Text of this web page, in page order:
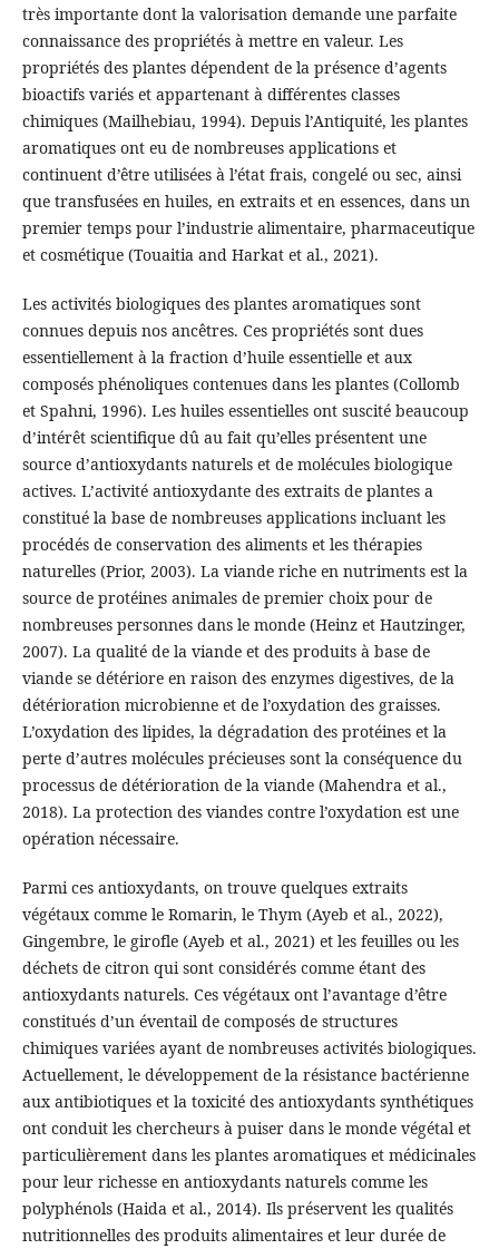
très importante dont la valorisation demande une parfaite
connaissance des propriétés à mettre en valeur. Les
propriétés des plantes dépendent de la présence d’agents
bioactifs variés et appartenant à différentes classes
chimiques (Mailhebiau, 1994). Depuis l’Antiquité, les plantes
aromatiques ont eu de nombreuses applications et
continuent d’être utilisées à l’état frais, congelé ou sec, ainsi
que transfusées en huiles, en extraits et en essences, dans un
premier temps pour l’industrie alimentaire, pharmaceutique
et cosmétique (Touaitia and Harkat et al., 2021).
Les activités biologiques des plantes aromatiques sont
connues depuis nos ancêtres. Ces propriétés sont dues
essentiellement à la fraction d’huile essentielle et aux
composés phénoliques contenues dans les plantes (Collomb
et Spahni, 1996). Les huiles essentielles ont suscité beaucoup
d’intérêt scientifique dû au fait qu’elles présentent une
source d’antioxydants naturels et de molécules biologique
actives. L’activité antioxydante des extraits de plantes a
constitué la base de nombreuses applications incluant les
procédés de conservation des aliments et les thérapies
naturelles (Prior, 2003). La viande riche en nutriments est la
source de protéines animales de premier choix pour de
nombreuses personnes dans le monde (Heinz et Hautzinger,
2007). La qualité de la viande et des produits à base de
viande se détériore en raison des enzymes digestives, de la
détérioration microbienne et de l’oxydation des graisses.
L’oxydation des lipides, la dégradation des protéines et la
perte d’autres molécules précieuses sont la conséquence du
processus de détérioration de la viande (Mahendra et al.,
2018). La protection des viandes contre l’oxydation est une
opération nécessaire.
Parmi ces antioxydants, on trouve quelques extraits
végétaux comme le Romarin, le Thym (Ayeb et al., 2022),
Gingembre, le girofle (Ayeb et al., 2021) et les feuilles ou les
déchets de citron qui sont considérés comme étant des
antioxydants naturels. Ces végétaux ont l’avantage d’être
constitués d’un éventail de composés de structures
chimiques variées ayant de nombreuses activités biologiques.
Actuellement, le développement de la résistance bactérienne
aux antibiotiques et la toxicité des antioxydants synthétiques
ont conduit les chercheurs à puiser dans le monde végétal et
particulièrement dans les plantes aromatiques et médicinales
pour leur richesse en antioxydants naturels comme les
polyphénols (Haida et al., 2014). Ils préservent les qualités
nutritionnelles des produits alimentaires et leur durée de